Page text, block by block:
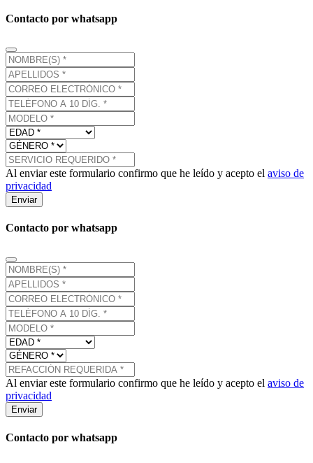
Contacto por whatsapp
Al enviar este formulario confirmo que he leído y acepto el aviso de
privacidad
Enviar
Contacto por whatsapp
Al enviar este formulario confirmo que he leído y acepto el aviso de
privacidad
Enviar
Contacto por whatsapp